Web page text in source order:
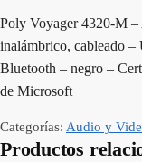
Poly Voyager 4320-M
inalámbrico, cableado
Bluetooth – negro –
de Microsoft
Categorías: Audio y
Productos